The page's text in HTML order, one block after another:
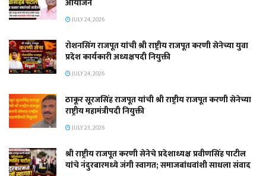
JULY 24, 2026
रोशनसिंग राजपूत यांची श्री राष्ट्रीय राजपूत करणी सेनेच्या युवा
प्रदेश कार्यकारी अध्यक्षपदी नियुक्ती
JULY 24, 2026
ठाकूर सूरजसिंह राजपूत यांची श्री राष्ट्रीय राजपूत करणी सेनेच्या
राष्ट्रीय महामंत्रीपदी नियुक्ती
JULY 23, 2026
श्री राष्ट्रीय राजपूत करणी सेनेचे प्रदेशाध्यक्ष प्रवीणसिंह पाटील
यांचे नंदुरबारमध्ये जंगी स्वागत; समाजबांधवांशी साधला संवाद